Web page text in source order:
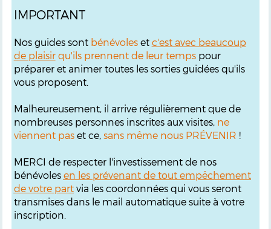
IMPORTANT
Nos guides sont bénévoleset c'est avec beaucoup
de plaisirqu'ils prennent de leur tempspour
préparer et animer toutes les sorties guidées qu'ils
vous proposent.
Malheureusement, il arrive régulièrement que de
nombreuses personnes inscrites aux visites, ne
viennent paset ce, sans même nous PRÉVENIR !
MERCI de respecter l'investissement de nos
bénévoles en les prévenant de tout empêchement
de votre partvia les coordonnées qui vous seront
transmises dans le mail automatique suite à votre
inscription.